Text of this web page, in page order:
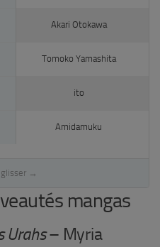
Akari Otokawa
Tomoko Yamashita
ito
Amidamuku
mangas
Urahs– Myria